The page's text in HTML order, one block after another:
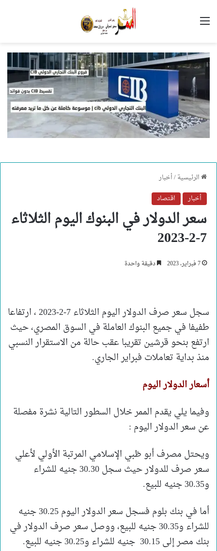
القائمة
الرئيسية/أخبار
أخبار
اقتصاد
سعر الدولار في البنوك اليوم الثلاثاء
7-2-2023
7 فبراير، 2023 دقيقة واحدة
سجل سعر صرف الدولار اليوم الثلاثاء 7-2-2023 ، ارتفاعا
طفيفا في جميع البنوك العاملة في السوق المصري، حيث
ارتفع بنحو قرشين تقريبا عقب حالة من الاستقرار النسبي
منذ بداية تعاملات فبراير الجاري.
أسعار الدولار اليوم
وفيما يلي يقدم الممر خلال السطور التالية نشرة مفصلة
عن سعر الدولار اليوم :
ويحتل مصرف أبو ظبي الإسلامي المرتبة الأولي لأعلي
سعر صرف للدولار حيث سجل 30.30 جنيه للشراء
و30.35 جنيه للبيع.
أما في بنك بلوم فسجل سعر الدولار اليوم 30.25 جنيه
للشراء و30.35 جنيه للبيع، ووصل سعر صرف الدولار في
بنك مصر إلى 30.15 جنيه للشراء و30.25 جنيه للبيع.